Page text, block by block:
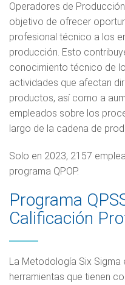
Operadores de
objetivo de ofrecer
profesional técnico a los
producción. Esto
conocimiento técnico de
actividades que afectan
productos, así como a
empleados sobre los
largo de la cadena de
Solo en 2023, 2157
programa QPOP.
Programa
Calificación
La Metodología Six
herramientas que tienen